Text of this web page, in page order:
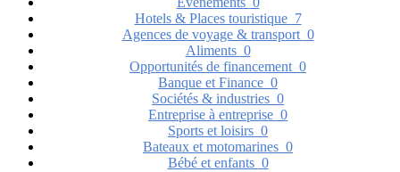
Hotels & Places touristique 7
Agences de voyage & transport 0
Aliments 0
Opportunités de financement 0
Banque et Finance 0
Sociétés & industries 0
Entreprise à entreprise 0
Sports et loisirs 0
Bateaux et motomarines 0
Bébé et enfants 0